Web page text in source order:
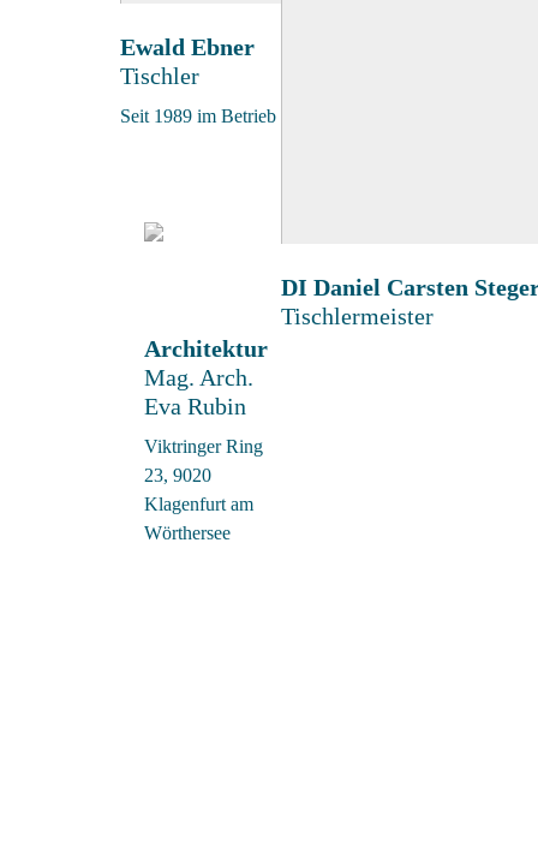
Ewald Ebner
Tischler
Seit 1989 im Betrieb
DI Daniel Carsten
Tischlermeister
Architektur
Mag. Arch.
Eva Rubin
Viktringer Ring
23, 9020
Klagenfurt am
Wörthersee